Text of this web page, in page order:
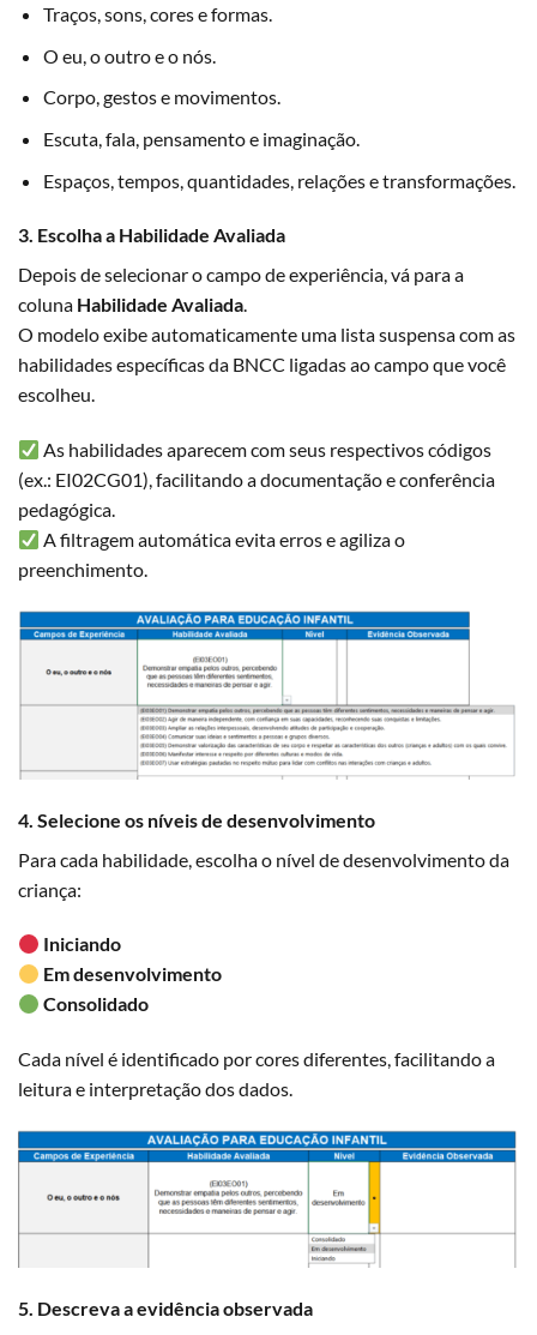
Traços, sons, cores e formas.
O eu, o outro e o nós.
Corpo, gestos e movimentos.
Escuta, fala, pensamento e imaginação.
Espaços, tempos, quantidades, relações e transformações.
3. Escolha a Habilidade Avaliada
Depois de selecionar o campo de experiência, vá para a
coluna Habilidade Avaliada.
O modelo exibe automaticamente uma lista suspensa com as
habilidades específicas da BNCC ligadas ao campo que você
escolheu.
As habilidades aparecem com seus respectivos códigos
(ex.: EI02CG01), facilitando a documentação e conferência
pedagógica.
A filtragem automática evita erros e agiliza o
preenchimento.
4. Selecione os níveis de desenvolvimento
Para cada habilidade, escolha o nível de desenvolvimento da
criança:
Iniciando
Em desenvolvimento
Consolidado
Cada nível é identificado por cores diferentes, facilitando a
leitura e interpretação dos dados.
5. Descreva a evidência observada